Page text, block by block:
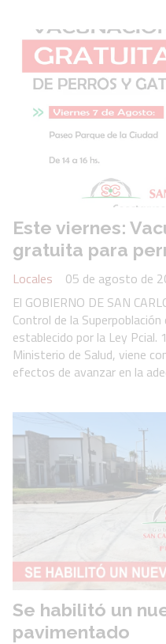
Este viernes:
gratuita para
Locales
05 de agosto de
El GOBIERNO DE SAN
Control de la
establecido por la Ley
Ministerio de Salud, viene
efectos de avanzar en la
Se habilitó un
pavimentado